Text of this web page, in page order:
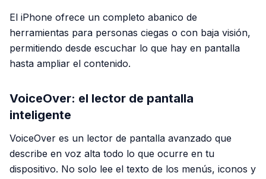
El iPhone ofrece un completo abanico de
herramientas para personas ciegas o con baja visión,
permitiendo desde escuchar lo que hay en pantalla
hasta ampliar el contenido.
VoiceOver: el lector de pantalla
inteligente
VoiceOver es un lector de pantalla avanzado que
describe en voz alta todo lo que ocurre en tu
dispositivo. No solo lee el texto de los menús, iconos y